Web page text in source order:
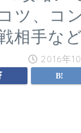
ツ、コ
相手など
2016年